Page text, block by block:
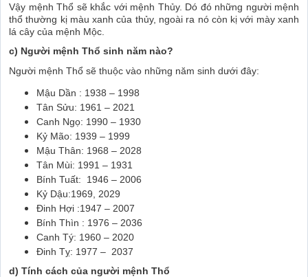
Vậy mệnh Thổ sẽ khắc với mệnh Thủy. Dó đó những người mệnh
thổ thường kị màu xanh của thủy, ngoài ra nó còn kị với mày xanh
lá cây của mệnh Mộc.
c) Người mệnh Thổ sinh năm nào?
Người mệnh Thổ sẽ thuộc vào những năm sinh dưới đây:
Mậu Dần : 1938 – 1998
Tân Sửu: 1961 – 2021
Canh Ngọ: 1990 – 1930
Kỷ Mão: 1939 – 1999
Mậu Thân: 1968 – 2028
Tân Mùi: 1991 – 1931
Bính Tuất: 1946 – 2006
Kỷ Dậu:1969, 2029
Đinh Hợi :1947 – 2007
Bính Thìn : 1976 – 2036
Canh Tý: 1960 – 2020
Đinh Tỵ: 1977 – 2037
d) Tính cách của người mệnh Thổ